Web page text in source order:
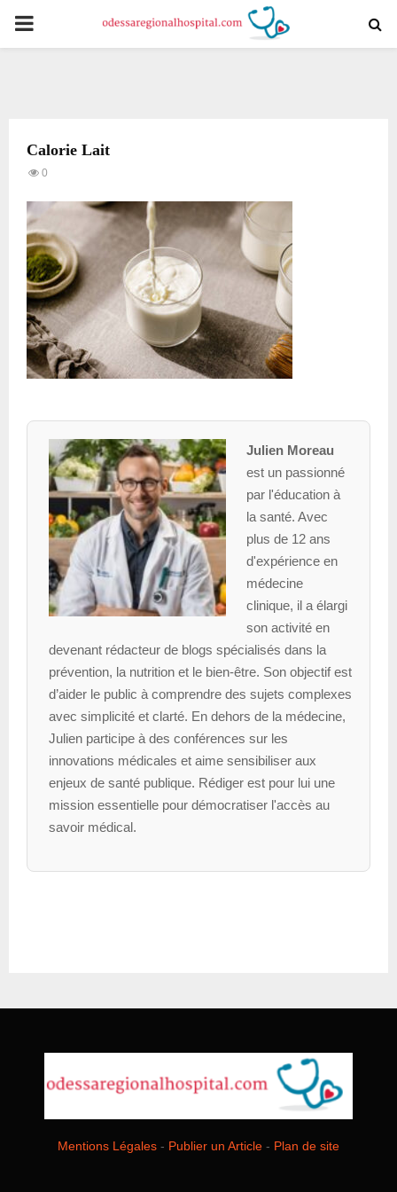
PRIMARY
Calorie Lait
0
Julien Moreau
est un passionné
par l'éducation à
la santé. Avec
plus de 12 ans
d'expérience en
médecine
clinique, il a élargi
son activité en
devenant rédacteur de blogs spécialisés dans la
prévention, la nutrition et le bien-être. Son objectif est
d’aider le public à comprendre des sujets complexes
avec simplicité et clarté. En dehors de la médecine,
Julien participe à des conférences sur les
innovations médicales et aime sensibiliser aux
enjeux de santé publique. Rédiger est pour lui une
mission essentielle pour démocratiser l'accès au
savoir médical.
Mentions Légales - Publier un Article - Plan de site